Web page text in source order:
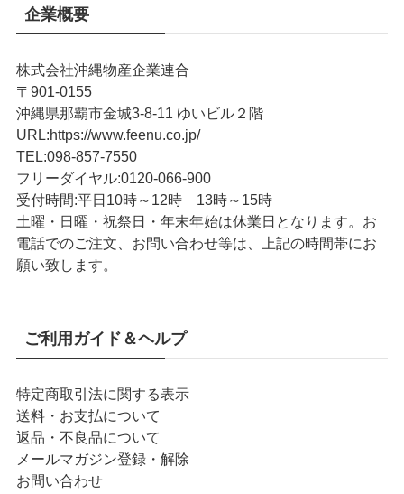
企業概要
株式会社沖縄物産企業連合
〒901-0155
沖縄県那覇市金城3-8-11 ゆいビル２階
URL:https://www.feenu.co.jp/
TEL:098-857-7550
フリーダイヤル:0120-066-900
受付時間:平日10時～12時 13時～15時
土曜・日曜・祝祭日・年末年始は休業日となります。お
電話でのご注文、お問い合わせ等は、上記の時間帯にお
願い致します。
ご利用ガイド＆ヘルプ
特定商取引法に関する表示
送料・お支払について
返品・不良品について
メールマガジン登録・解除
お問い合わせ